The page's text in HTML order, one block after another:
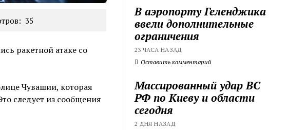
35
ракетной атаке со
Чувашии, которая
следует из сообщения
В аэропорту Геленджика
ввели дополнительные
ограничения
23 ЧАСА НАЗАД
Оставить комментарий
Массированный удар ВС
РФ по Киеву и области
сегодня
2 ДНЯ НАЗАД